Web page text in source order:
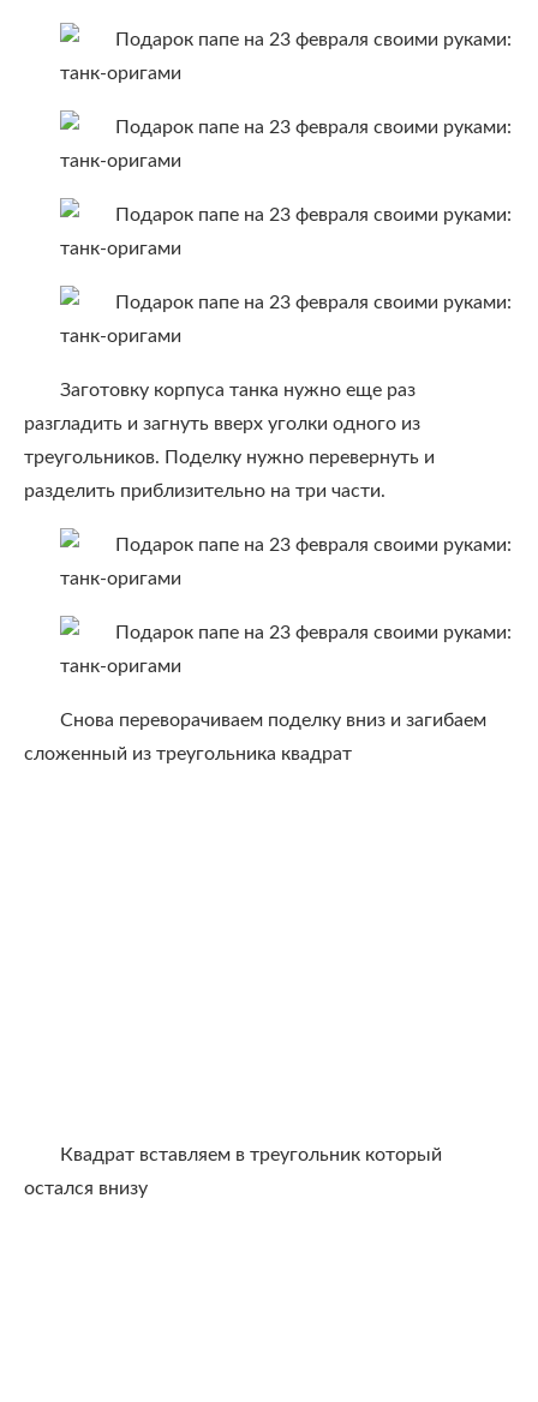
Заготовку корпуса танка нужно еще раз
разгладить и загнуть вверх уголки одного из
треугольников. Поделку нужно перевернуть и
разделить приблизительно на три части.
Снова переворачиваем поделку вниз и загибаем
сложенный из треугольника квадрат
Квадрат вставляем в треугольник который
остался внизу